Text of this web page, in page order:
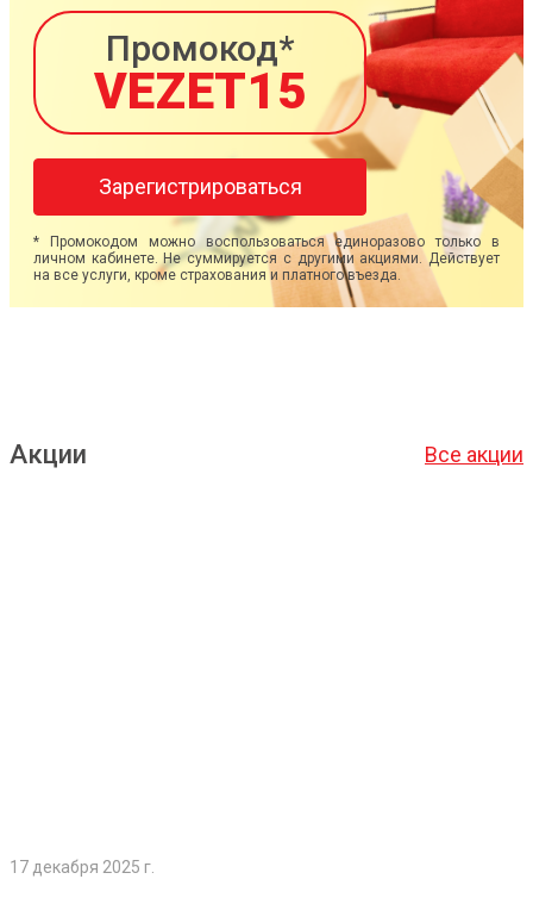
Промокод*
VEZET15
Зарегистрироваться
* Промокодом можно воспользоваться единоразово только в
личном кабинете. Не суммируется с другими акциями. Действует
на все услуги, кроме страхования и платного въезда.
Акции Все акции
17 декабря 2025 г.